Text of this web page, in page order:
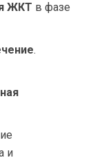
ЖКТ в фазе
.
и